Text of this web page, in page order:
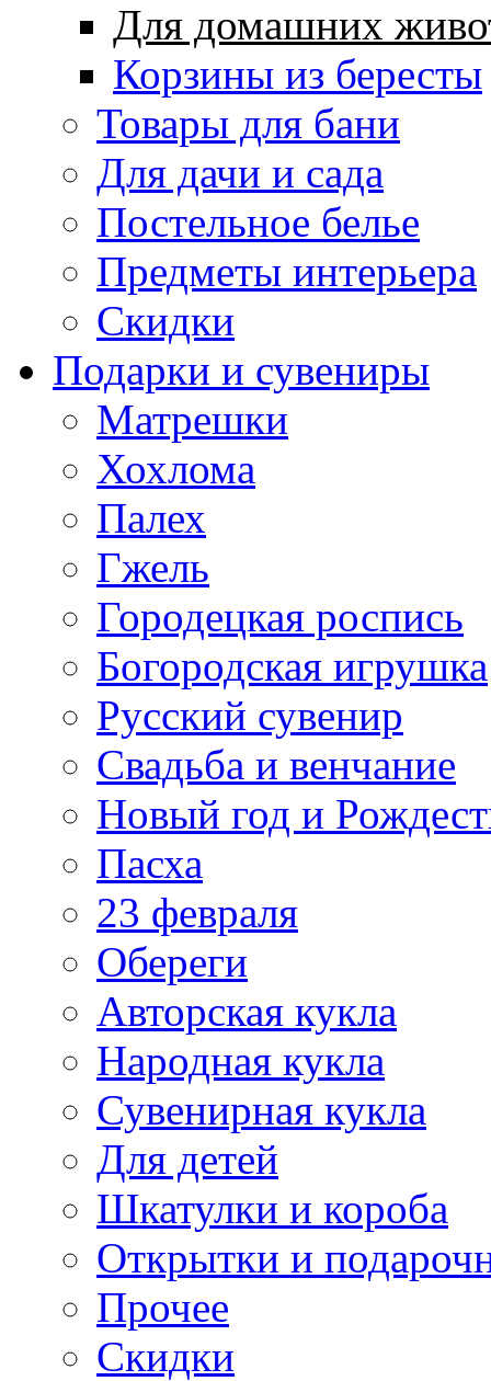
Для домашних
Корзины из бересты
Товары для бани
Для дачи и сада
Постельное белье
Предметы интерьера
Скидки
Подарки и сувениры
Матрешки
Хохлома
Палех
Гжель
Городецкая роспись
Богородская игрушка
Русский сувенир
Свадьба и венчание
Новый год и
Пасха
23 февраля
Обереги
Авторская кукла
Народная кукла
Сувенирная кукла
Для детей
Шкатулки и короба
Открытки и
Прочее
Скидки